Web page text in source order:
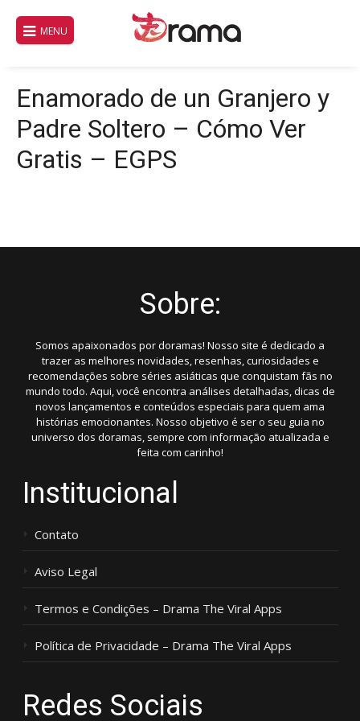
para
MENU
Enamorado de un Granjero y
Padre Soltero – Cómo Ver
Gratis – EGPS
Sobre:
Somos apaixonados por doramas! Nosso site é dedicado a
trazer as melhores novidades, resenhas, curiosidades e
recomendações sobre séries asiáticas que conquistam fãs no
mundo todo. Aqui, você encontra análises detalhadas, dicas de
novos lançamentos e conteúdos especiais para quem ama
histórias emocionantes. Nosso objetivo é ser o seu guia no
universo dos doramas, sempre com informação atualizada e
feita com carinho!
Institucional
Contato
Aviso Legal
Termos e Condições – Drama The Viral Apps
Política de Privacidade – Drama The Viral Apps
Redes Sociais